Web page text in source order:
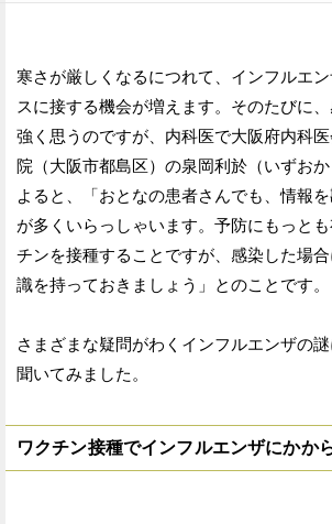
ェ
ア
す
る
寒さが厳しくなるにつれて、インフルエ
スに接する機会が増えます。そのたびに
強く思うのですが、内科医で大阪府内科
院（大阪市都島区）の泉岡利於（いずお
よると、「おとなの患者さんでも、情報
が多くいらっしゃいます。予防にもっと
チンを接種することですが、感染した場
識を持っておきましょう」とのことです。
さまざまな疑問がわくインフルエンザの
聞いてみました。
ワクチン接種でインフルエンザにかか